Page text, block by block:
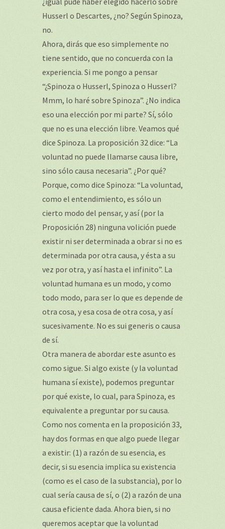
Husserl o Descartes, ¿no? Según Spinoza,
no.
Ahora, dirás que eso simplemente no
tiene sentido, que no concuerda con la
experiencia. Si me pongo a pensar
“¿Spinoza o Husserl, Spinoza o Husserl?
Mmm, lo haré sobre Spinoza”. ¿No indica
eso una elección por mi parte? Sí, sólo
que no es una elección libre. Veamos qué
dice Spinoza. La proposición 32 dice: “La
voluntad no puede llamarse causa libre,
sino sólo causa necesaria”. ¿Por qué?
Porque, como dice Spinoza: “La voluntad,
como el entendimiento, es sólo un
cierto modo del pensar, y así (por la
Proposición 28) ninguna volición puede
existir ni ser determinada a obrar si no es
determinada por otra causa, y ésta a su
vez por otra, y así hasta el infinito”. La
voluntad humana es un modo, y como
todo modo, para ser lo que es depende de
otra cosa, y esa cosa de otra cosa, y así
sucesivamente. No es sui generis o causa
de sí.
Otra manera de abordar este asunto es
como sigue. Si algo existe (y la voluntad
humana sí existe), podemos preguntar
por qué existe, lo cual, para Spinoza, es
equivalente a preguntar por su causa.
Como nos comenta en la proposición 33,
hay dos formas en que algo puede llegar
a existir: (1) a razón de su esencia, es
decir, si su esencia implica su existencia
(como es el caso de la substancia), por lo
cual sería causa de sí, o (2) a razón de una
causa eficiente dada. Ahora bien, si no
queremos aceptar que la voluntad